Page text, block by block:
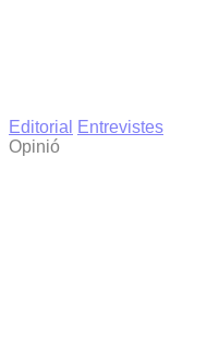
Editorial
Entrevistes
Opinió